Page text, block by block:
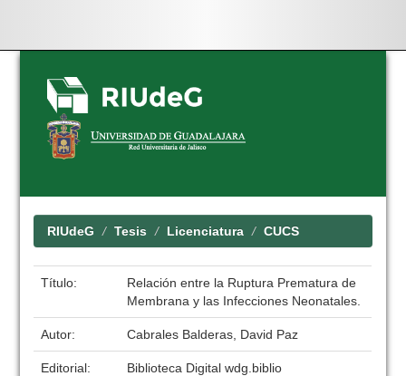
Skip
navigation
RIUdeG Tesis Licenciatura CUCS
Título:
Relación entre la Ruptura Prematura de
Membrana y las Infecciones Neonatales.
Autor: Cabrales Balderas, David Paz
Editorial:
Biblioteca Digital wdg.biblio